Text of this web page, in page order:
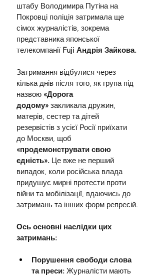
штабу Володимира Путіна на
Покровці поліція затримала ще
сімох журналістів, зокрема
представника японської
телекомпанії Fuji Андрія Зайкова.
Затримання відбулися через
кілька днів після того, як група під
назвою «Дорога
додому» закликала дружин,
матерів, сестер та дітей
резервістів з усієї Росії приїхати
до Москви, щоб
«продемонструвати свою
єдність». Це вже не перший
випадок, коли російська влада
придушує мирні протести проти
війни та мобілізації, вдаючись до
затримань та інших форм репресій.
Ось основні наслідки цих
затримань:
Порушення свободи слова
та преси: Журналісти мають